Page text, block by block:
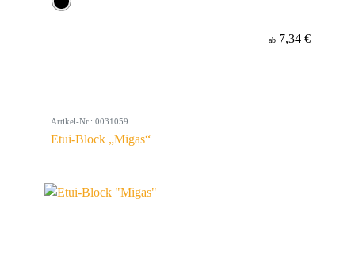
ab 7,34 €
Artikel-Nr.: 0031059
Etui-Block „Migas“